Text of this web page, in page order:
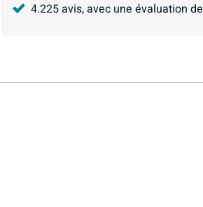
4.225avis, avec une évaluation de